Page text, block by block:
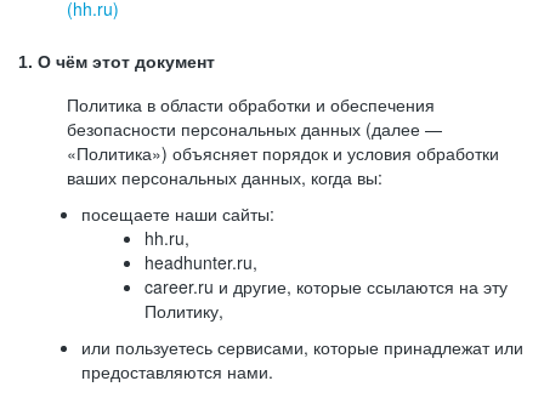
(hh.ru)
1. О чём этот документ
Политика в области обработки и обеспечения
безопасности персональных данных (далее —
«Политика») объясняет порядок и условия обработки
ваших персональных данных, когда вы:
посещаете наши сайты:
hh.ru,
headhunter.ru,
career.ru и другие, которые ссылаются на эту
Политику,
или пользуетесь сервисами, которые принадлежат или
предоставляются нами.